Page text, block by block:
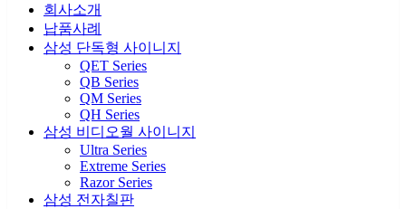
회사소개
납품사례
삼성 단독형 사이니지
QET Series
QB Series
QM Series
QH Series
삼성 비디오월 사이니지
Ultra Series
Extreme Series
Razor Series
삼성 전자칠판